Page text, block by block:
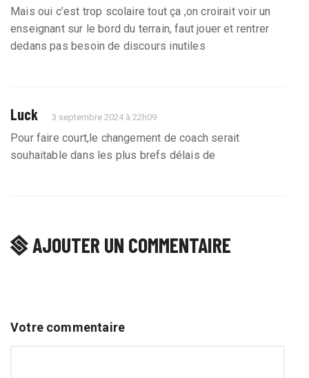
Mais oui c’est trop scolaire tout ça ,on croirait voir un
enseignant sur le bord du terrain, faut jouer et rentrer
dedans pas besoin de discours inutiles
Luck 3 septembre 2024 à 22h09
Pour faire court,le changement de coach serait
souhaitable dans les plus brefs délais de
AJOUTER UN COMMENTAIRE
Votre commentaire